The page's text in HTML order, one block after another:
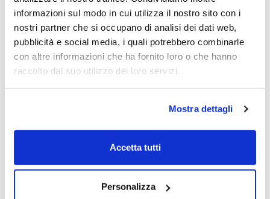
informazioni sul modo in cui utilizza il nostro sito con i
nostri partner che si occupano di analisi dei dati web,
pubblicità e social media, i quali potrebbero combinarle
con altre informazioni che ha fornito loro o che hanno
raccolto dal suo utilizzo dei loro servizi.
Mostra dettagli
Accetta tutti
Personalizza
rialzo.
La stessa dinamica si specchia in Europa,
dove le colombe della BCE fanno i conti con
un’inflazione sottostante vischiosa. Quello
che doveva essere il grande ciclo di
scontrando con la realtà di un'inflazione da
offerta che i tassi possono domare solo
distruggendo la domanda, con costi sociali e
Geopolitica: la classifica che si riscrive